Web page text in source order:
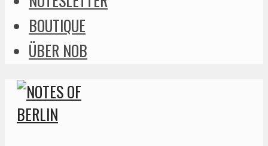
BOUTIQUE
ÜBER NOB